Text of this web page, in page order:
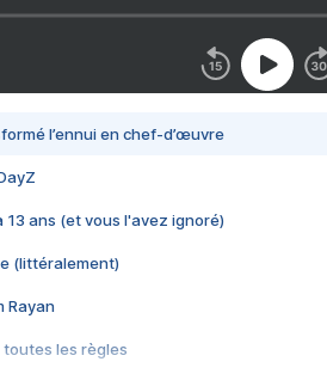
l’ennui en chef-d’œuvre
13 ans (et vous l'avez ignoré)
(littéralement)
Rayan
toutes les règles